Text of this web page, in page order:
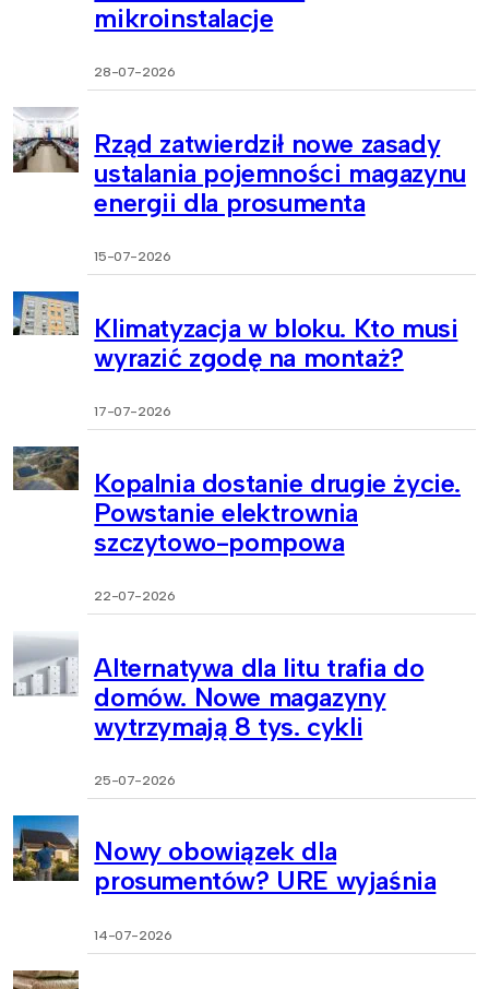
mikroinstalacje
28-07-2026
Rząd zatwierdził nowe zasady
ustalania pojemności magazynu
energii dla prosumenta
15-07-2026
Klimatyzacja w bloku. Kto musi
wyrazić zgodę na montaż?
17-07-2026
Kopalnia dostanie drugie życie.
Powstanie elektrownia
szczytowo-pompowa
22-07-2026
Alternatywa dla litu trafia do
domów. Nowe magazyny
wytrzymają 8 tys. cykli
25-07-2026
Nowy obowiązek dla
prosumentów? URE wyjaśnia
14-07-2026